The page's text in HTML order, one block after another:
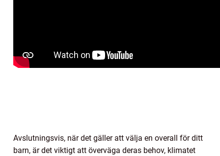
Avslutningsvis, när det gäller att välja en overall för ditt
barn, är det viktigt att överväga deras behov, klimatet